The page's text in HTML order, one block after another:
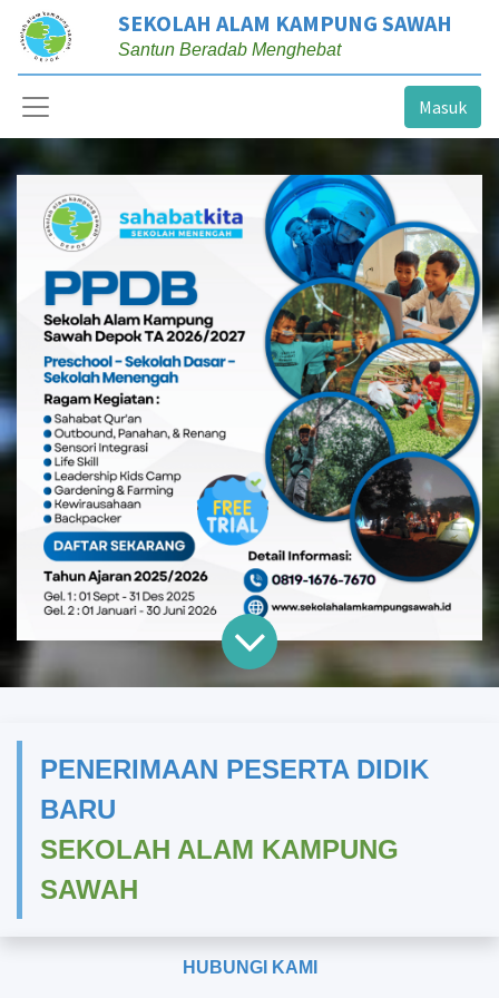
SEKOLAH ALAM KAMPUNG SAWAH
Santun Beradab Menghebat
Masuk
PENERIMAAN PESERTA DIDIK
BARU
SEKOLAH ALAM KAMPUNG
SAWAH
HUBUNGI KAMI